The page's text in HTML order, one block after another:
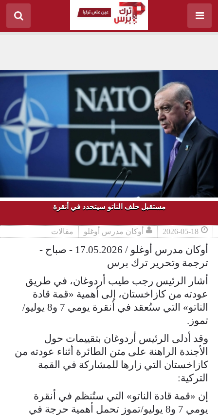
مستقبل حلف الناتو سيتحدد في أنقرة
2026-05-18 أوكان مدرس أوغلو مقالات
أوكان مدرس أوغلو / 17.05.2026 - صباح -
ترجمة وتحرير ترك برس
أشار الرئيس رجب طيب أردوغان، في طريق
عودته من كازاخستان، إلى أهمية «قمة قادة
الناتو» التي ستُعقد في أنقرة يومي 7 و8 يوليو/
تموز.
وقد أدلى الرئيس أردوغان بتقييمات حول
الأجندة الراهنة على متن الطائرة أثناء عودته من
كازاخستان التي زارها للمشاركة في القمة
التركية:
إن «قمة قادة الناتو» التي ستُنظم في أنقرة
يومي 7 و8 يوليو/تموز تحمل أهمية حرجة في